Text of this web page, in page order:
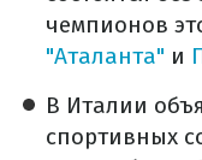
чемпионов
"Аталанта" и
В Италии
спортивных